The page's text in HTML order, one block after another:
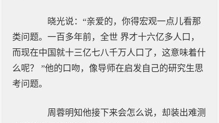
晓光说：“亲爱的，你得宏观一点儿看那
类问题。一百多年前，全世 界才十六亿多人口，
而现在中国就十三亿七八千万人口了，这意味着什
么呢？ ”他的口吻，像导师在启发自己的研究生思
考问题。
周蓉明知他接下来会怎么说，却装出难测